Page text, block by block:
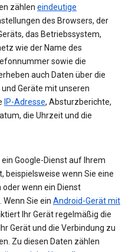
zählen eindeutige
des Browsers, der
das Betriebssystem,
wie der Name des
sowie die
auch Daten über die
Geräte mit unseren
IP-Adresse, Absturzberichte,
die Uhrzeit und die
Google-Dienst auf Ihrem
beispielsweise wenn Sie eine
wenn ein Dienst
Sie ein Android-Gerät mit
Ihr Gerät regelmäßig die
Gerät und die Verbindung zu
Zu diesen Daten zählen